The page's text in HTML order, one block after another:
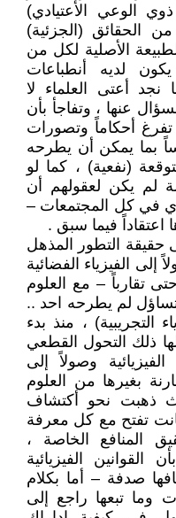
الوعي الأعتيادي)
الحقائق (الجزئية)
الأصلية لكل من
لديه أنطباعات
نجد أعتى العلماء لا
عنها ، وتفاجأ بأن
تفرغ أحكاماً وتصورات
بما يمكن أن يطرحه
(نفعية) ، كما لو
لم يكن لعقولهم أن
في كل المجتمعات –
اعتقاداً فيما سبق .
حقيقة التطور المذهل
إلى الفيزياء الفضائية
تقارباً – مع العلوم
تساؤل لم يطرحه احد ..
التجريبية) ، منذ بدء
ذلك التحول القطعي
وصولاً إلى
بغيرها من العلوم
ذهبت نحو أكتشاف
تفتح مع كل معرفة
المنافع الخاصة ،
الفيزيائية
صدفة – أما بكلام
وما تبعها راجع إلى